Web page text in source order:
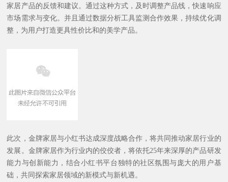
家居产品的反馈和建议。通过这种方式，及时调整产品线，快速响应
市场需求与变化。并且通过数据分析工具监测合作效果，持续优化调
整，为用户打造更具性价比和的美学产品。
此次，金牌家居与小红书达成深度战略合作，将共同推动家居行业的
发展。金牌家居作为行业内的佼佼者，将依托25年来深厚的产品研发
能力与创新能力，结合小红书平台独特的社区氛围与庞大的用户基
础，共同探索家居领域的新模式与新机遇。